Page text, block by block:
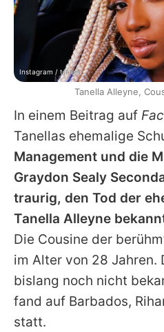
In einem Beitrag auf
Tanellas ehemalige
Management und die
Graydon Sealy
traurig, den Tod der
Tanella Alleyne
Die Cousine der
im Alter von 28 Jahren.
bislang noch nicht
fand auf Barbados,
statt.
Instagram / tanella_
Tanella Alleyne,